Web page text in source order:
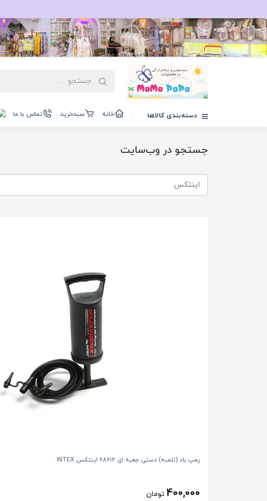
دسته‌بندی کالاها خانه سبدخرید تماس با ما
جستجو در وب‌سایت
پمپ باد (تلمبه) دستی جعبه ای 68612 اینتکس INTEX
400,000 تومان